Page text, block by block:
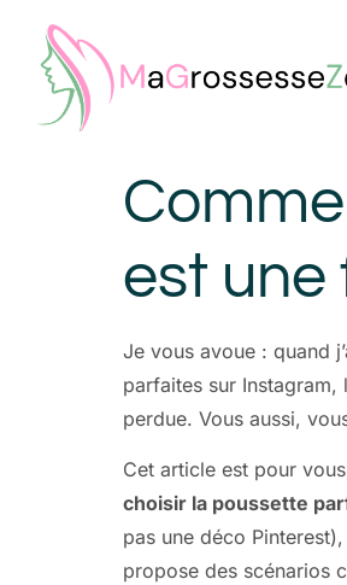
est
Je vous avoue : quand
parfaites sur Instagram,
perdue. Vous aussi,
Cet article est pour
choisir la poussette
pas une déco
propose des scénarios